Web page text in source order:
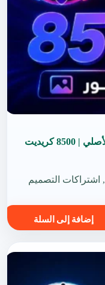
اشتراك ليوناردو AI ايسنشيالز الأصلي | 8500 كريديت
, اشتراكات التصميم
إضافة إلى السلة